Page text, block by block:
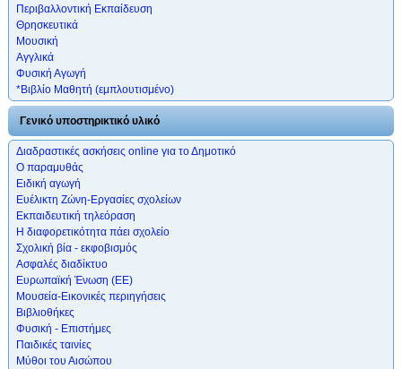
Περιβαλλοντική Εκπαίδευση
Θρησκευτικά
Μουσική
Αγγλικά
Φυσική Αγωγή
*Βιβλίο Μαθητή (εμπλουτισμένο)
Γενικό υποστηρικτικό υλικό
Διαδραστικές ασκήσεις online για το Δημοτικό
Ο παραμυθάς
Ειδική αγωγή
Ευέλικτη Ζώνη-Εργασίες σχολείων
Εκπαιδευτική τηλεόραση
Η διαφορετικότητα πάει σχολείο
Σχολική βία - εκφοβισμός
Ασφαλές διαδίκτυο
Ευρωπαϊκή Ένωση (ΕΕ)
Μουσεία-Εικονικές περιηγήσεις
Βιβλιοθήκες
Φυσική - Επιστήμες
Παιδικές ταινίες
Μύθοι του Αισώπου